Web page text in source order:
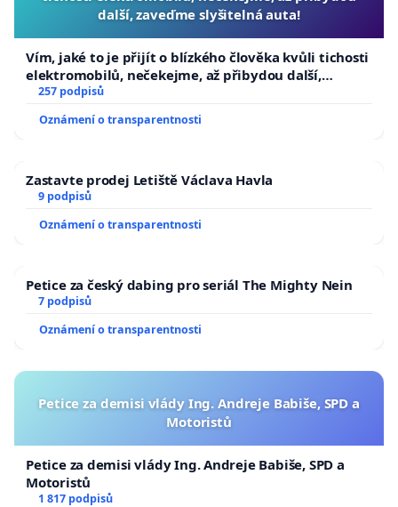
další, zaveďme slyšitelná auta!
Vím, jaké to je přijít o blízkého člověka kvůli tichosti
elektromobilů, nečekejme, až přibydou další,
zaveďme slyšitelná auta!
257 podpisů
Oznámení o transparentnosti
Zastavte prodej Letiště Václava Havla
9 podpisů
Oznámení o transparentnosti
Petice za český dabing pro seriál The Mighty Nein
7 podpisů
Oznámení o transparentnosti
Petice za demisi vlády Ing. Andreje Babiše, SPD a
Motoristů
Petice za demisi vlády Ing. Andreje Babiše, SPD a
Motoristů
1 817 podpisů